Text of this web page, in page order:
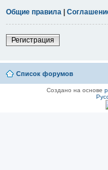
Общие правила |
Регистрация
Список форумов
Создано на основе